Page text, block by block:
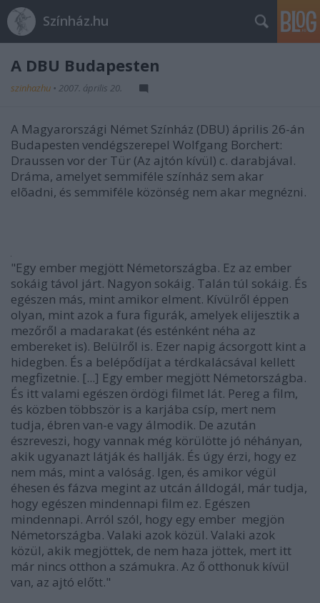
Színház.hu
A DBU Budapesten
szinhazhu • 2007. április 20.
A Magyarországi Német Színház (DBU) április 26-án
Budapesten vendégszerepel Wolfgang Borchert:
Draussen vor der Tür (Az ajtón kívül) c. darabjával.
Dráma, amelyet semmiféle színház sem akar
elõadni, és semmiféle közönség nem akar megnézni.
"Egy ember megjött Németországba. Ez az ember
sokáig távol járt. Nagyon sokáig. Talán túl sokáig. És
egészen más, mint amikor elment. Kívülről éppen
olyan, mint azok a fura figurák, amelyek elijesztik a
mezőről a madarakat (és esténként néha az
embereket is). Belülről is. Ezer napig ácsorgott kint a
hidegben. És a belépődíjat a térdkalácsával kellett
megfizetnie. [...] Egy ember megjött Németországba.
És itt valami egészen ördögi filmet lát. Pereg a film,
és közben többször is a karjába csíp, mert nem
tudja, ébren van-e vagy álmodik. De azután
észreveszi, hogy vannak még körülötte jó néhányan,
akik ugyanazt látják és hallják. És úgy érzi, hogy ez
nem más, mint a valóság. Igen, és amikor végül
éhesen és fázva megint az utcán álldogál, már tudja,
hogy egészen mindennapi film ez. Egészen
mindennapi. Arról szól, hogy egy ember megjön
Németországba. Valaki azok közül. Valaki azok
közül, akik megjöttek, de nem haza jöttek, mert itt
már nincs otthon a számukra. Az ő otthonuk kívül
van, az ajtó előtt."